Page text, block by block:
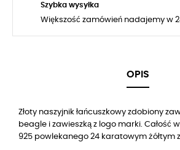
Szybka wysyłka
Większość zamówień nadajemy w
OPIS
Złoty naszyjnik łańcuszkowy zdobiony
beagle i zawieszką z logo marki. Całość
925 powlekanego 24 karatowym żółtym